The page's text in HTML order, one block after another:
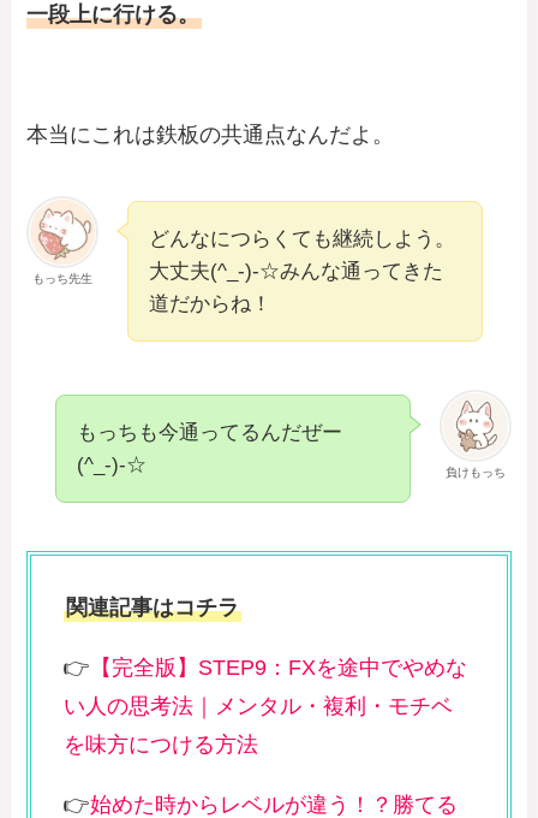
一段上に行ける。
本当にこれは鉄板の共通点なんだよ。
もっち先生
どんなにつらくても継続しよう。
大丈夫(^_-)-☆みんな通ってきた
道だからね！
負けもっち
もっちも今通ってるんだぜー
(^_-)-☆
関連記事はコチラ
👉 【完全版】STEP9：FXを途中でやめな
い人の思考法｜メンタル・複利・モチベ
を味方につける方法
👉始めた時からレベルが違う！？勝てる